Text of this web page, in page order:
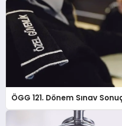
ÖGG 121. Dönem Sınav